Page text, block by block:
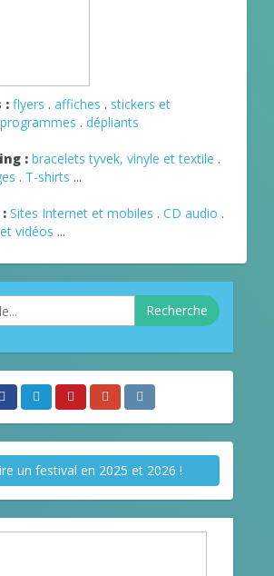
: flyers . affiches . stickers et
programmes . dépliants
: bracelets tyvek, vinyle et textile .
. T-shirts ...
Sites Internet et mobiles . CD audio .
vidéos ...
Recherche
un festival en 2025 et 2026 !